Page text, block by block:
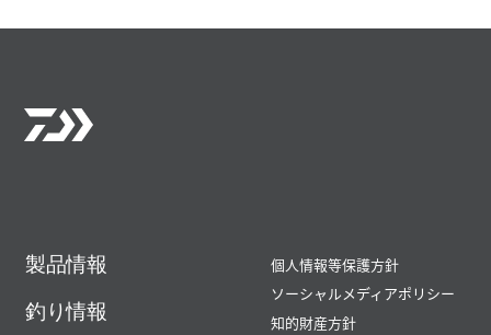
製品情報
釣り情報
個人情報等保護方針
ソーシャルメディアポリシー
知的財産方針